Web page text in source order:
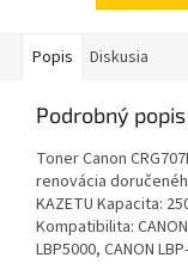
Popis Diskusia
Podrobný popis
Toner Canon
renovácia
KAZETU Kapacita:
Kompatibilita: CANON
LBP5000, CANON